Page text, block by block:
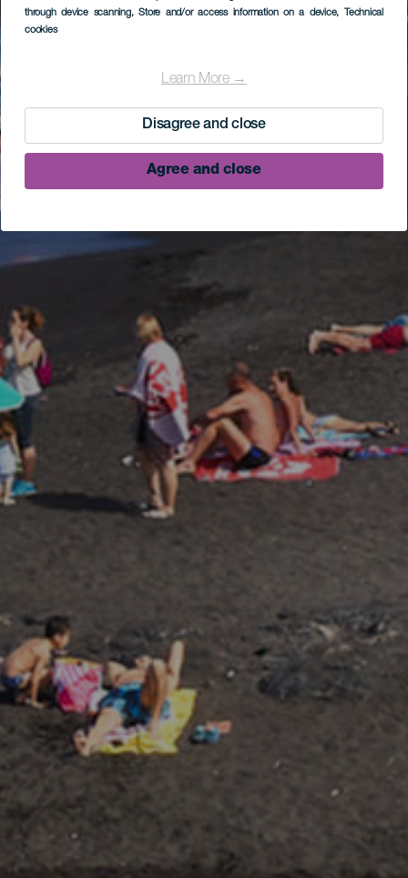
through device scanning, Store and/or access information on a device, Technical
cookies
Learn More →
Disagree and close
Agree and close